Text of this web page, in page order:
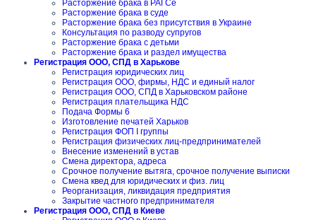
Расторжение брака в РАГСе
Расторжение брака в суде
Расторжение брака без присутствия в Украине
Консультация по разводу супругов
Расторжение брака с детьми
Расторжение брака и раздел имущества
Регистрация ООО, СПД в Харькове
Регистрация юридических лиц
Регистрация ООО, фирмы, НДС и единый налог
Регистрация ООО, СПД в Харьковском районе
Регистрация плательщика НДС
Подача Формы 6
Изготовление печатей Харьков
Регистрация ФОП I группы
Регистрация физических лиц-предпринимателей
Внесение изменений в устав
Смена директора, адреса
Срочное получение вытяга, срочное получение выписки
Смена квед для юридических и физ. лиц
Реорганизация, ликвидация предприятия
Закрытие частного предпринимателя
Регистрация ООО, СПД в Киеве